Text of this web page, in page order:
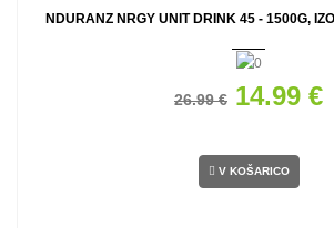
NDURANZ NRGY UNIT DRINK 45 - 1500G,
26.99 € 14.99 €
V KOŠARICO